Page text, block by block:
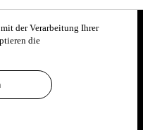
der Verarbeitung Ihrer
die